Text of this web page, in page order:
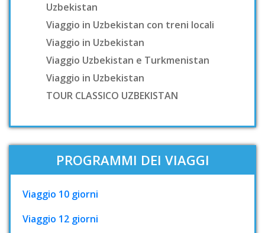
Uzbekistan
Viaggio in Uzbekistan con treni locali
Viaggio in Uzbekistan
Viaggio Uzbekistan e Turkmenistan
Viaggio in Uzbekistan
TOUR CLASSICO UZBEKISTAN
PROGRAMMI DEI VIAGGI
Viaggio 10 giorni
Viaggio 12 giorni